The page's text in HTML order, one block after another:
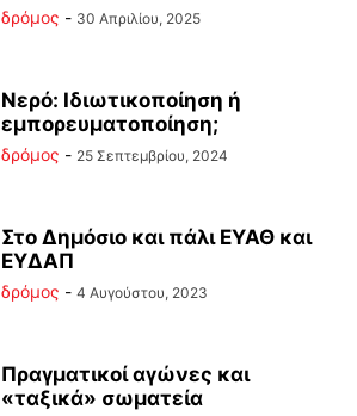
δρόμος - 30 Απριλίου, 2025
Νερό: Ιδιωτικοποίηση ή
εμπορευματοποίηση;
δρόμος - 25 Σεπτεμβρίου, 2024
Στο Δημόσιο και πάλι ΕΥΑΘ και
ΕΥΔΑΠ
δρόμος - 4 Αυγούστου, 2023
Πραγματικοί αγώνες και
«ταξικά» σωματεία